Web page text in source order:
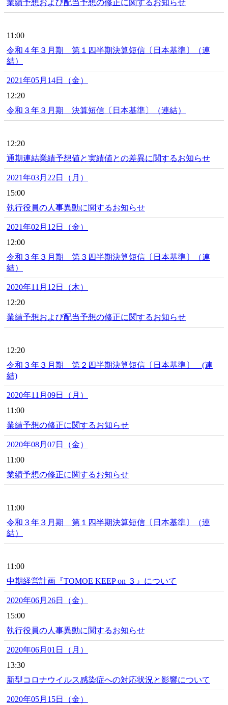
業績予想および配当予想の修正に関するお知らせ
11:00
令和４年３月期 第１四半期決算短信〔日本基準〕（連
結）
2021年05月14日（金）
12:20
令和３年３月期 決算短信〔日本基準〕（連結）
12:20
通期連結業績予想値と実績値との差異に関するお知らせ
2021年03月22日（月）
15:00
執行役員の人事異動に関するお知らせ
2021年02月12日（金）
12:00
令和３年３月期 第３四半期決算短信〔日本基準〕（連
結）
2020年11月12日（木）
12:20
業績予想および配当予想の修正に関するお知らせ
12:20
令和３年３月期 第２四半期決算短信〔日本基準〕 (連
結)
2020年11月09日（月）
11:00
業績予想の修正に関するお知らせ
2020年08月07日（金）
11:00
業績予想の修正に関するお知らせ
11:00
令和３年３月期 第１四半期決算短信〔日本基準〕（連
結）
11:00
中期経営計画『TOMOE KEEP on ３』について
2020年06月26日（金）
15:00
執行役員の人事異動に関するお知らせ
2020年06月01日（月）
13:30
新型コロナウイルス感染症への対応状況と影響について
2020年05月15日（金）